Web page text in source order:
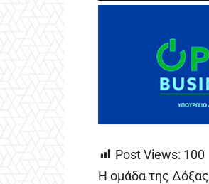
Post Views: 100
Η ομάδα της